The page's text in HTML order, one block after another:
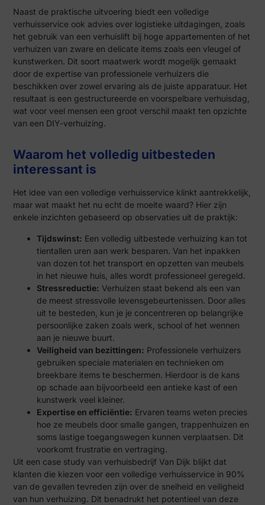
Naast de praktische uitvoering biedt een volledige
verhuisservice ook advies over logistieke uitdagingen, zoals
het gebruik van een verhuislift bij hoge appartementen of het
verhuizen van zware en delicate items zoals een vleugel of
kunstwerken. Dit soort maatwerk wordt mogelijk gemaakt
door de expertise van professionele verhuizers die
beschikken over zowel ervaring als de juiste apparatuur. Het
resultaat is een gestructureerde en voorspelbare verhuisdag,
wat voor veel mensen een groot verschil maakt ten opzichte
van een DIY-verhuizing.
Waarom het volledig uitbesteden
interessant is
Het idee van een volledige verhuisservice klinkt aantrekkelijk,
maar wat maakt het nu echt de moeite waard? Hier zijn
enkele inzichten gebaseerd op observaties uit de praktijk:
Tijdswinst: Een volledig uitbestede verhuizing kan tot
tientallen uren aan werk besparen. Van het inpakken
van dozen tot het transport en opzetten van meubels
in het nieuwe huis, alles wordt professioneel geregeld.
Stressreductie: Verhuizen staat bekend als een van
de meest stressvolle levensgebeurtenissen. Door alles
uit te besteden, kun je je concentreren op belangrijke
persoonlijke zaken zoals werk, school of het wennen
aan je nieuwe buurt.
Veiligheid van bezittingen: Professionele verhuizers
gebruiken speciale materialen en technieken om
breekbare items te beschermen. Hierdoor is de kans
op schade aan bijvoorbeeld een antieke kast of een
kunstwerk veel kleiner.
Expertise en efficiëntie: Ervaren teams weten precies
hoe ze meubels door smalle gangen, trappenhuizen en
soms lastige toegangswegen kunnen verplaatsen. Dit
voorkomt frustratie en vertraging.
Uit een case study van verhuisbedrijf Van Dijk blijkt dat
klanten die kiezen voor een volledige verhuisservice in 90%
van de gevallen tevreden zijn over de snelheid en veiligheid
van hun verhuizing. Dit benadrukt het potentieel van deze